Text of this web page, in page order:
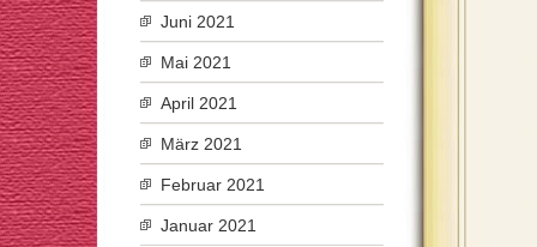
Juni 2021
Mai 2021
April 2021
März 2021
Februar 2021
Januar 2021